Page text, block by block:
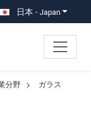
日本 - Japan
分野
ガラス